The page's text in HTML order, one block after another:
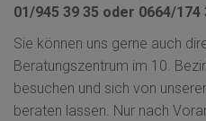
01/945 39 35 oder 0664/174
Sie können uns gerne auch
Beratungszentrum im 10.
besuchen und sich von
beraten lassen. Nur nach